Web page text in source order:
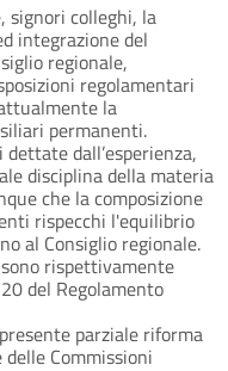
signori colleghi, la
integrazione del
regionale,
regolamentari
la
permanenti.
dall’esperienza,
disciplina della materia
che la composizione
rispecchi l'equilibrio
al Consiglio regionale.
rispettivamente
del Regolamento
parziale riforma
Commissioni